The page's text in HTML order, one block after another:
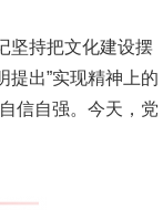
坚持把文化建设摆
提出”实现精神上的
信自强。今天，党